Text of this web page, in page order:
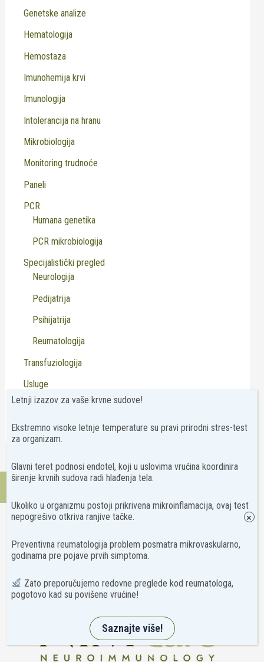
Genetske analize
Hematologija
Hemostaza
Imunohemija krvi
Imunologija
Intolerancija na hranu
Mikrobiologija
Monitoring trudnoće
Paneli
PCR
Humana genetika
PCR mikrobiologija
Specijalistički pregled
Neurologija
Pedijatrija
Psihijatrija
Reumatologija
Transfuziologija
Usluge
Virusologija
Kontakt
Letnji izazov za vaše krvne sudove!
Ekstremno visoke letnje temperature su pravi prirodni stres-test
za organizam.
Glavni teret podnosi endotel, koji u uslovima vrućina koordinira
širenje krvnih sudova radi hlađenja tela.
Ukoliko u organizmu postoji prikrivena mikroinflamacija, ovaj test
nepogrešivo otkriva ranjive tačke.
Preventivna reumatologija problem posmatra mikrovaskularno,
godinama pre pojave prvih simptoma.
Zato preporučujemo redovne preglede kod reumatologa,
pogotovo kad su povišene vrućine!
Saznajte više!
×